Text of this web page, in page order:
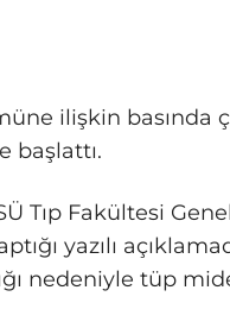
ilişkin basında
başlattı.
Tıp Fakültesi
yazılı
nedeniyle tüp